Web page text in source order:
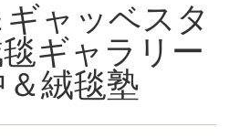
ャッベスタ
ギャラリー
＆絨毯塾